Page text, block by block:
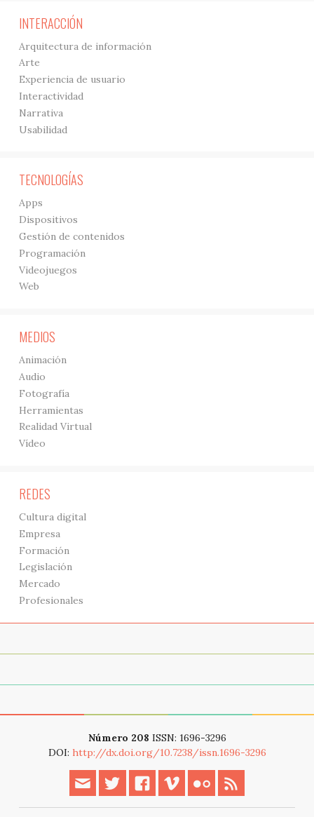
INTERACCIÓN
Arquitectura de información
Arte
Experiencia de usuario
Interactividad
Narrativa
Usabilidad
TECNOLOGÍAS
Apps
Dispositivos
Gestión de contenidos
Programación
Videojuegos
Web
MEDIOS
Animación
Audio
Fotografía
Herramientas
Realidad Virtual
Vídeo
REDES
Cultura digital
Empresa
Formación
Legislación
Mercado
Profesionales
Número 208 ISSN: 1696-3296
DOI: http://dx.doi.org/10.7238/issn.1696-3296